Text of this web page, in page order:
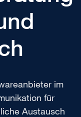
im
für
Austausch